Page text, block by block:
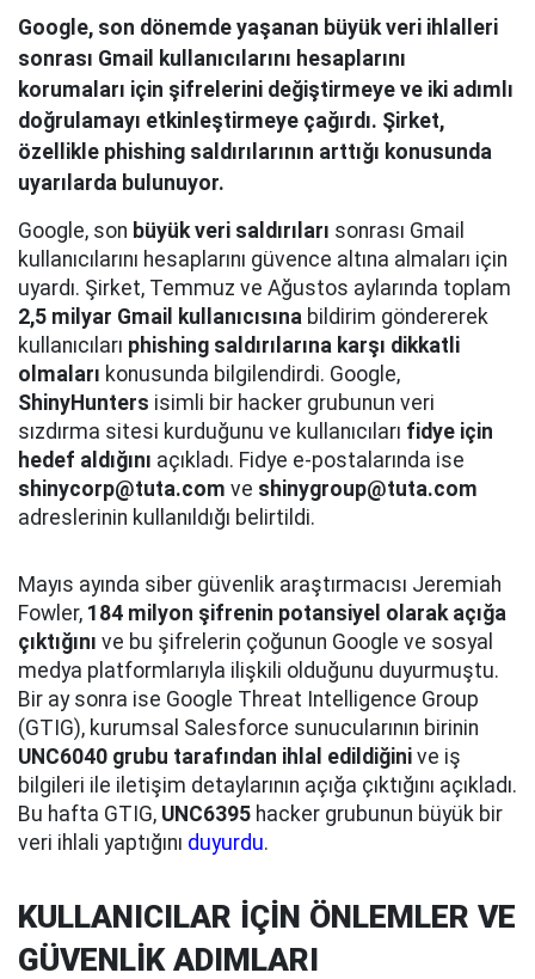
Google, son dönemde yaşanan büyük veri ihlalleri
sonrası Gmail kullanıcılarını hesaplarını
korumaları için şifrelerini değiştirmeye ve iki adımlı
doğrulamayı etkinleştirmeye çağırdı. Şirket,
özellikle phishing saldırılarının arttığı konusunda
uyarılarda bulunuyor.
Google, son büyük veri saldırıları sonrası Gmail
kullanıcılarını hesaplarını güvence altına almaları için
uyardı. Şirket, Temmuz ve Ağustos aylarında toplam
2,5 milyar Gmail kullanıcısına bildirim göndererek
kullanıcıları phishing saldırılarına karşı dikkatli
olmaları konusunda bilgilendirdi. Google,
ShinyHunters isimli bir hacker grubunun veri
sızdırma sitesi kurduğunu ve kullanıcıları fidye için
hedef aldığını açıkladı. Fidye e-postalarında ise
shinycorp@tuta.com ve shinygroup@tuta.com
adreslerinin kullanıldığı belirtildi.
Mayıs ayında siber güvenlik araştırmacısı Jeremiah
Fowler, 184 milyon şifrenin potansiyel olarak açığa
çıktığını ve bu şifrelerin çoğunun Google ve sosyal
medya platformlarıyla ilişkili olduğunu duyurmuştu.
Bir ay sonra ise Google Threat Intelligence Group
(GTIG), kurumsal Salesforce sunucularının birinin
UNC6040 grubu tarafından ihlal edildiğini ve iş
bilgileri ile iletişim detaylarının açığa çıktığını açıkladı.
Bu hafta GTIG, UNC6395 hacker grubunun büyük bir
veri ihlali yaptığını duyurdu.
KULLANICILAR İÇİN ÖNLEMLER VE
GÜVENLİK ADIMLARI